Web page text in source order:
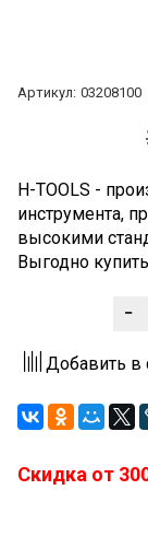
Артикул: 03208100
H-TOOLS -
инструмента,
высокими
Выгодно
Добавить в
Скидка от